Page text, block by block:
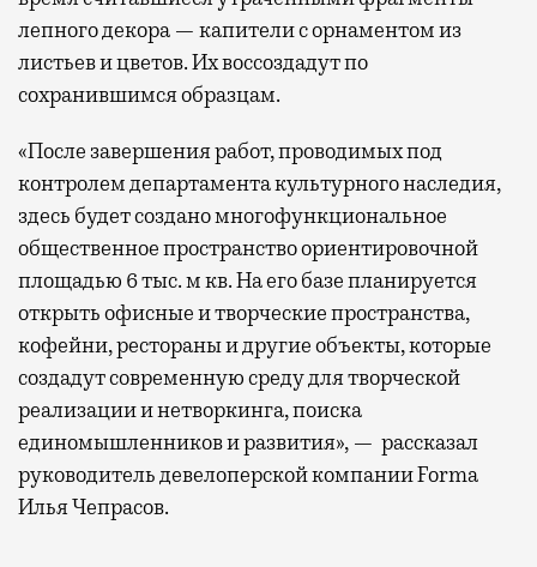
лепного декора — капители с орнаментом из
листьев и цветов. Их воссоздадут по
сохранившимся образцам.
«После завершения работ, проводимых под
контролем департамента культурного наследия,
здесь будет создано многофункциональное
общественное пространство ориентировочной
площадью 6 тыс. м кв. На его базе планируется
открыть офисные и творческие пространства,
кофейни, рестораны и другие объекты, которые
создадут современную среду для творческой
реализации и нетворкинга, поиска
единомышленников и развития», — рассказал
руководитель девелоперской компании Forma
Илья Чепрасов.